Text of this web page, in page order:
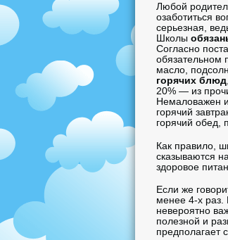
Любой
озаботиться
серьезная,
Школы
Согласно
обязательном
масло,
горячих блюд
20% — из
Немаловажен
горячий
горячий обед,
Как правило,
сказываются
здоровое
Если же
менее 4-х раз.
невероятно
полезной и
предполагает